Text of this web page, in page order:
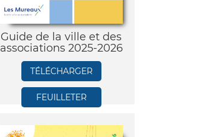
Guide de la ville et des
associations 2025-2026